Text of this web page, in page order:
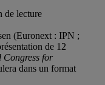
de lecture
(Euronext : IPN ;
de 12
Congress for
dans un format